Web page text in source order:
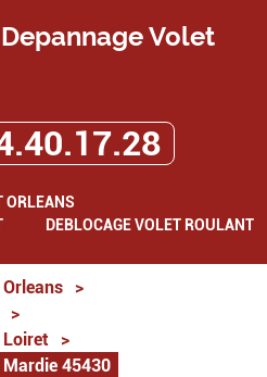
Volet
ORLEANS
DEBLOCAGE VOLET ROULANT
>
>
Loiret
>
45430